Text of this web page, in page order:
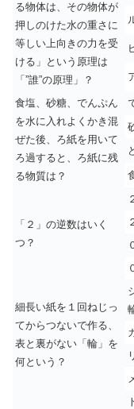
る物体は、その物体が
押しのけた水の重さに
等しい上向きの力を受
ける」という原理は
「”誰”の原理」？
食塩、砂糖、でんぷん
を水に入れよくかき混
ぜた後、ろ紙を用いて
ろ過すると、ろ紙に残
る物質は？
「２」の逆数はいく
つ？
細長い紙を１回ねじっ
てからつないで作る、
表と裏がない「輪」を
何という？